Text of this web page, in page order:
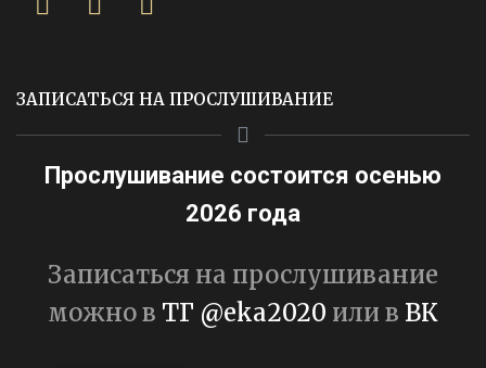
ЗАПИСАТЬСЯ НА ПРОСЛУШИВАНИЕ
Прослушивание состоится осенью
2026 года
Записаться на прослушивание
можно в ТГ @eka2020 или в ВК